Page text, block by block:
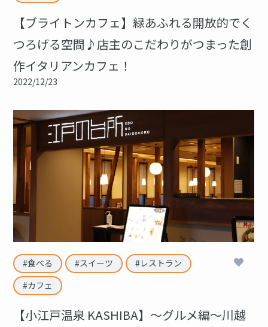
【ブライトンカフェ】緑あふれる開放的でく
つろげる空間♪店主のこだわりがつまった創
作イタリアンカフェ！
2022/12/23
食べる スイーツ
レストラン
カフェ
【小江戸温泉 KASHIBA】〜グルメ編〜川越